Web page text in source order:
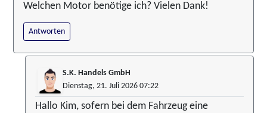
Welchen Motor benötige ich? Vielen Dank!
Antworten
S.K. Handels GmbH
Dienstag, 21. Juli 2026 07:22
Hallo Kim, sofern bei dem Fahrzeug eine